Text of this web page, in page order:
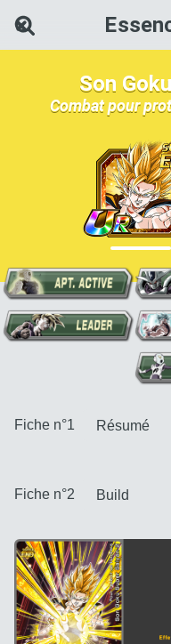
Son
Combat pour
Fiche n°1
Fiche n°2